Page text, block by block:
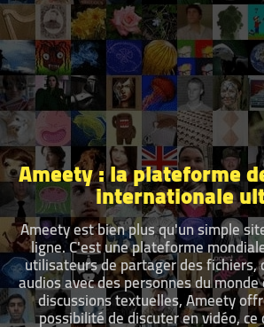
Ameety : la plateforme
internationale
Ameety est bien plus qu'un simple
ligne. C'est une plateforme
utilisateurs de partager des fichiers,
audios avec des personnes du
discussions textuelles, Ameety
possibilité de discuter en vidéo,